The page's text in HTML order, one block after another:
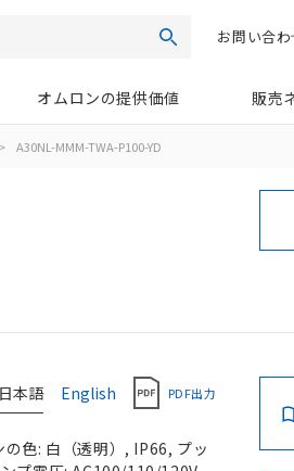
検索お問い合わ
オムロンの提供価値 販売
> A30NL-MMM-TWA-P100-YD
日本語 English PDF出力
色: 白（透明）, IP66, プッ